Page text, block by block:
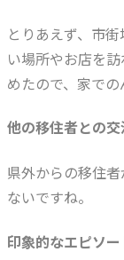
とりあえず、市
い場所やお店を
めたので、家での
他の移住者との交
県外からの移住
ないですね。
印象的なエピソー